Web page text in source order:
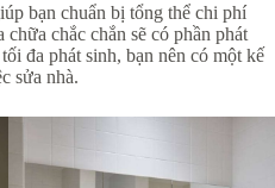
bạn chuẩn bị tổng thể chi phí
chắc chắn sẽ có phần phát
đa phát sinh, bạn nên có một kế
sửa nhà.